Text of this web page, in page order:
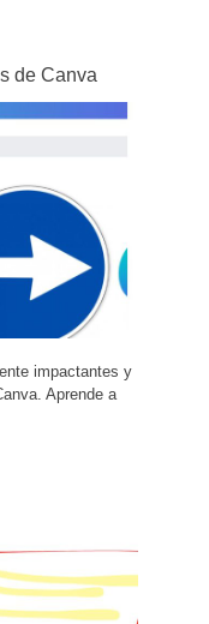
de Canva
impactantes y
Aprende a